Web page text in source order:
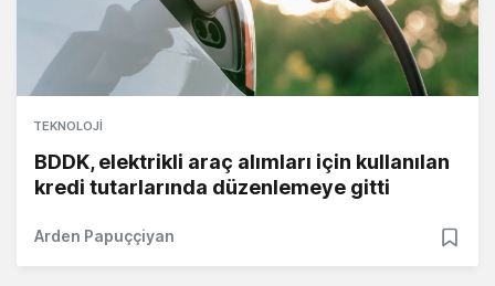
TEKNOLOJI
BDDK, elektrikli araç alımları için kullanılan
kredi tutarlarında düzenlemeye gitti
Arden Papuççiyan